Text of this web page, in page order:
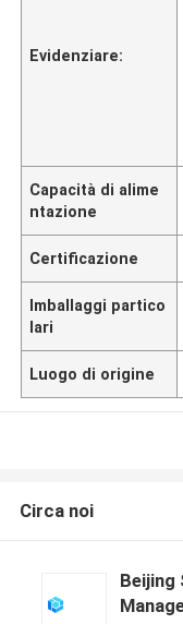
Evidenziare:
Capacità di alime
ntazione
Certificazione
Imballaggi partico
lari
Luogo di origine
Circa noi
Beijing